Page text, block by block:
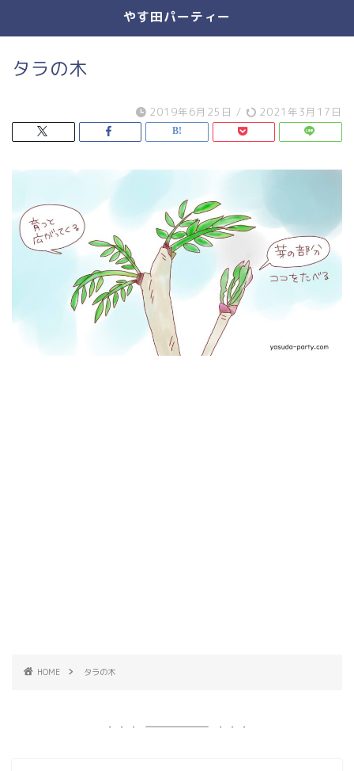
やす田パーティー
タラの木
2019年6月25日 / 2021年3月17日
HOME タラの木